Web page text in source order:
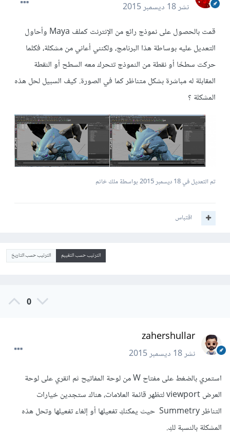
نشر18 ديسمبر 2015
قمت بالحصول على نموذج رائع من الإنترنت كملف Maya وأحاول
التعديل عليه بوساطة هذا البرنامج، ولكنني أعاني من مشكلة، فكلما
حركت سطحًا أو نقطة من النموذج تتحرك معه السطح أو النقطة
المقابلة له مباشرة بشكل متناظر كما في الصورة. كيف السبيل لحل هذه
المشكلة ؟
تم التعديل في18 ديسمبر 2015 بواسطة ملك خانم
اقتباس
الترتيب حسب التقييم الترتيب حسب التاريخ
0
zahershullar
نشر18 ديسمبر 2015
استمري بالضغط على مفتاح W من لوحة المفاتيح ثم انقري على لوحة
العرض viewport لتظهر قائمة العلامات، هناك ستجدين خيارات
التناظر Summetry حيث يمكنكِ تفعيلها أو إلغاء تفعيلها وتحل هذه
المشكلة بالنسبة لكِ.